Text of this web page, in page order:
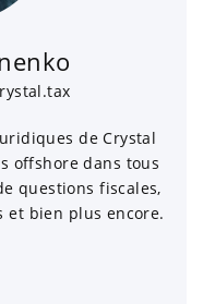
de Crystal
offshore dans tous
questions fiscales,
et bien plus encore.